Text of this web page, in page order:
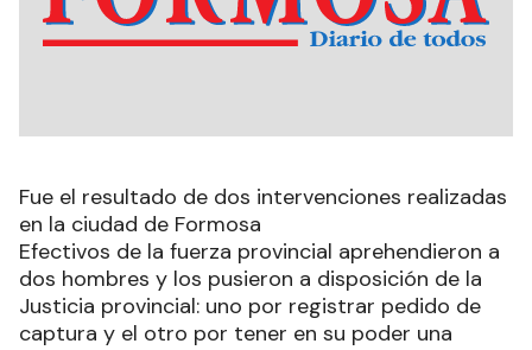
Fue el resultado de dos intervenciones realizadas
en la ciudad de Formosa
Efectivos de la fuerza provincial aprehendieron a
dos hombres y los pusieron a disposición de la
Justicia provincial: uno por registrar pedido de
captura y el otro por tener en su poder una